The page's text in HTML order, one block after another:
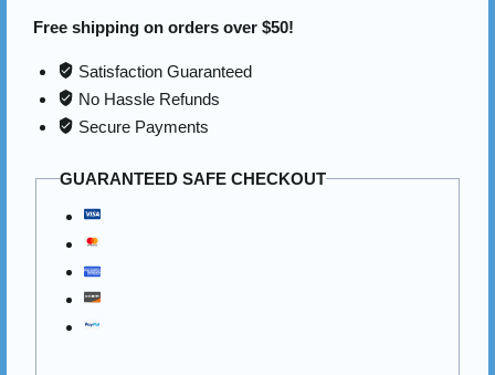
Free shipping on orders over $50!
Satisfaction Guaranteed
No Hassle Refunds
Secure Payments
GUARANTEED SAFE CHECKOUT